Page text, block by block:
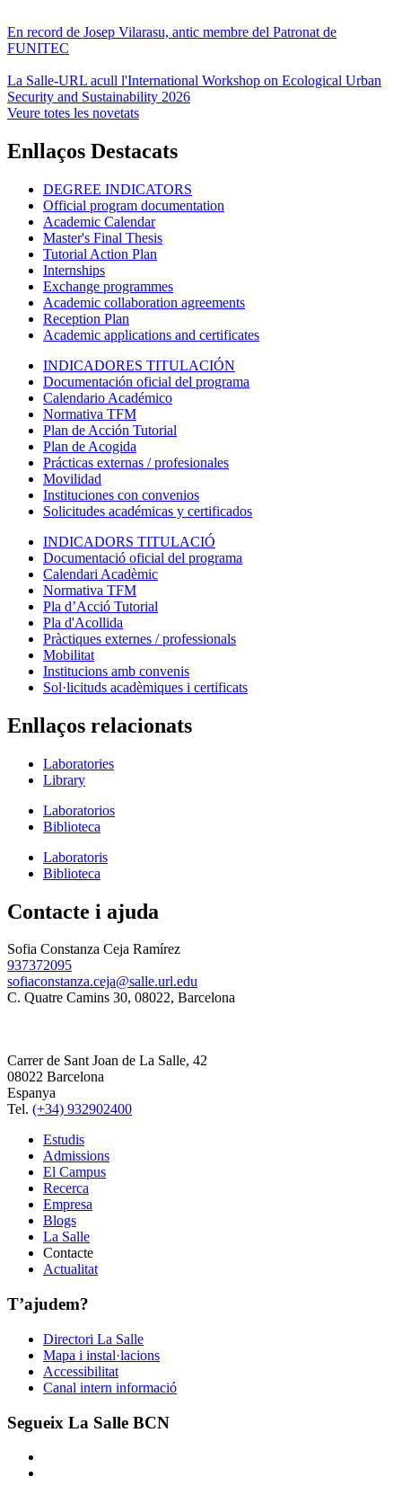
En record de Josep Vilarasu, antic membre del Patronat de
FUNITEC
La Salle-URL acull l'International Workshop on Ecological Urban
Security and Sustainability 2026
Veure totes les novetats
Enllaços Destacats
DEGREE INDICATORS
Official program documentation
Academic Calendar
Master's Final Thesis
Tutorial Action Plan
Internships
Exchange programmes
Academic collaboration agreements
Reception Plan
Academic applications and certificates
INDICADORES TITULACIÓN
Documentación oficial del programa
Calendario Académico
Normativa TFM
Plan de Acción Tutorial
Plan de Acogida
Prácticas externas / profesionales
Movilidad
Instituciones con convenios
Solicitudes académicas y certificados
INDICADORS TITULACIÓ
Documentació oficial del programa
Calendari Acadèmic
Normativa TFM
Pla d’Acció Tutorial
Pla d'Acollida
Pràctiques externes / professionals
Mobilitat
Institucions amb convenis
Sol·licituds acadèmiques i certificats
Enllaços relacionats
Laboratories
Library
Laboratorios
Biblioteca
Laboratoris
Biblioteca
Contacte i ajuda
Sofia Constanza Ceja Ramírez
937372095
sofiaconstanza.ceja@salle.url.edu
C. Quatre Camins 30, 08022, Barcelona
Carrer de Sant Joan de La Salle, 42
08022 Barcelona
Espanya
Tel. (+34) 932902400
Estudis
Admissions
El Campus
Recerca
Empresa
Blogs
La Salle
Contacte
Actualitat
T’ajudem?
Directori La Salle
Mapa i instal·lacions
Accessibilitat
Canal intern informació
Segueix La Salle BCN